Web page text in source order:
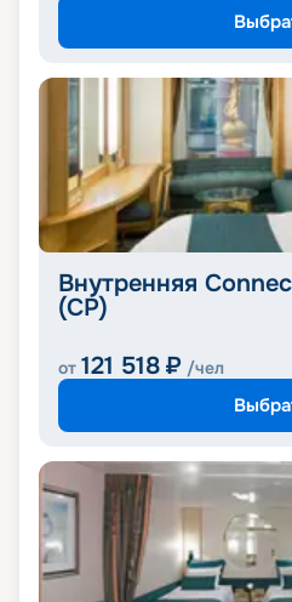
Внутренняя
(CP)
от 121 518 ₽ /чел